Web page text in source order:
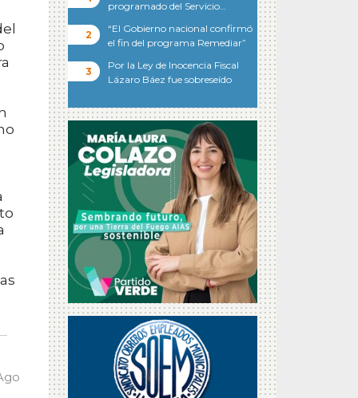
programado del Servicio…
“El Gobierno nacional confirmó
el fin del programa Remediar”
Por la Ley de Inocencia Fiscal
Lázaro Báez fue sobreseído